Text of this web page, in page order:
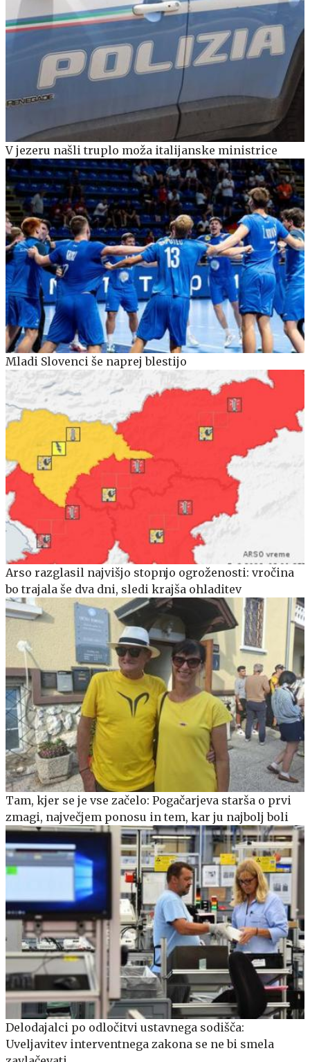
V jezeru našli truplo moža italijanske ministrice
Mladi Slovenci še naprej blestijo
Arso razglasil najvišjo stopnjo ogroženosti: vročina
bo trajala še dva dni, sledi krajša ohladitev
Tam, kjer se je vse začelo: Pogačarjeva starša o prvi
zmagi, največjem ponosu in tem, kar ju najbolj boli
Delodajalci po odločitvi ustavnega sodišča:
Uveljavitev interventnega zakona se ne bi smela